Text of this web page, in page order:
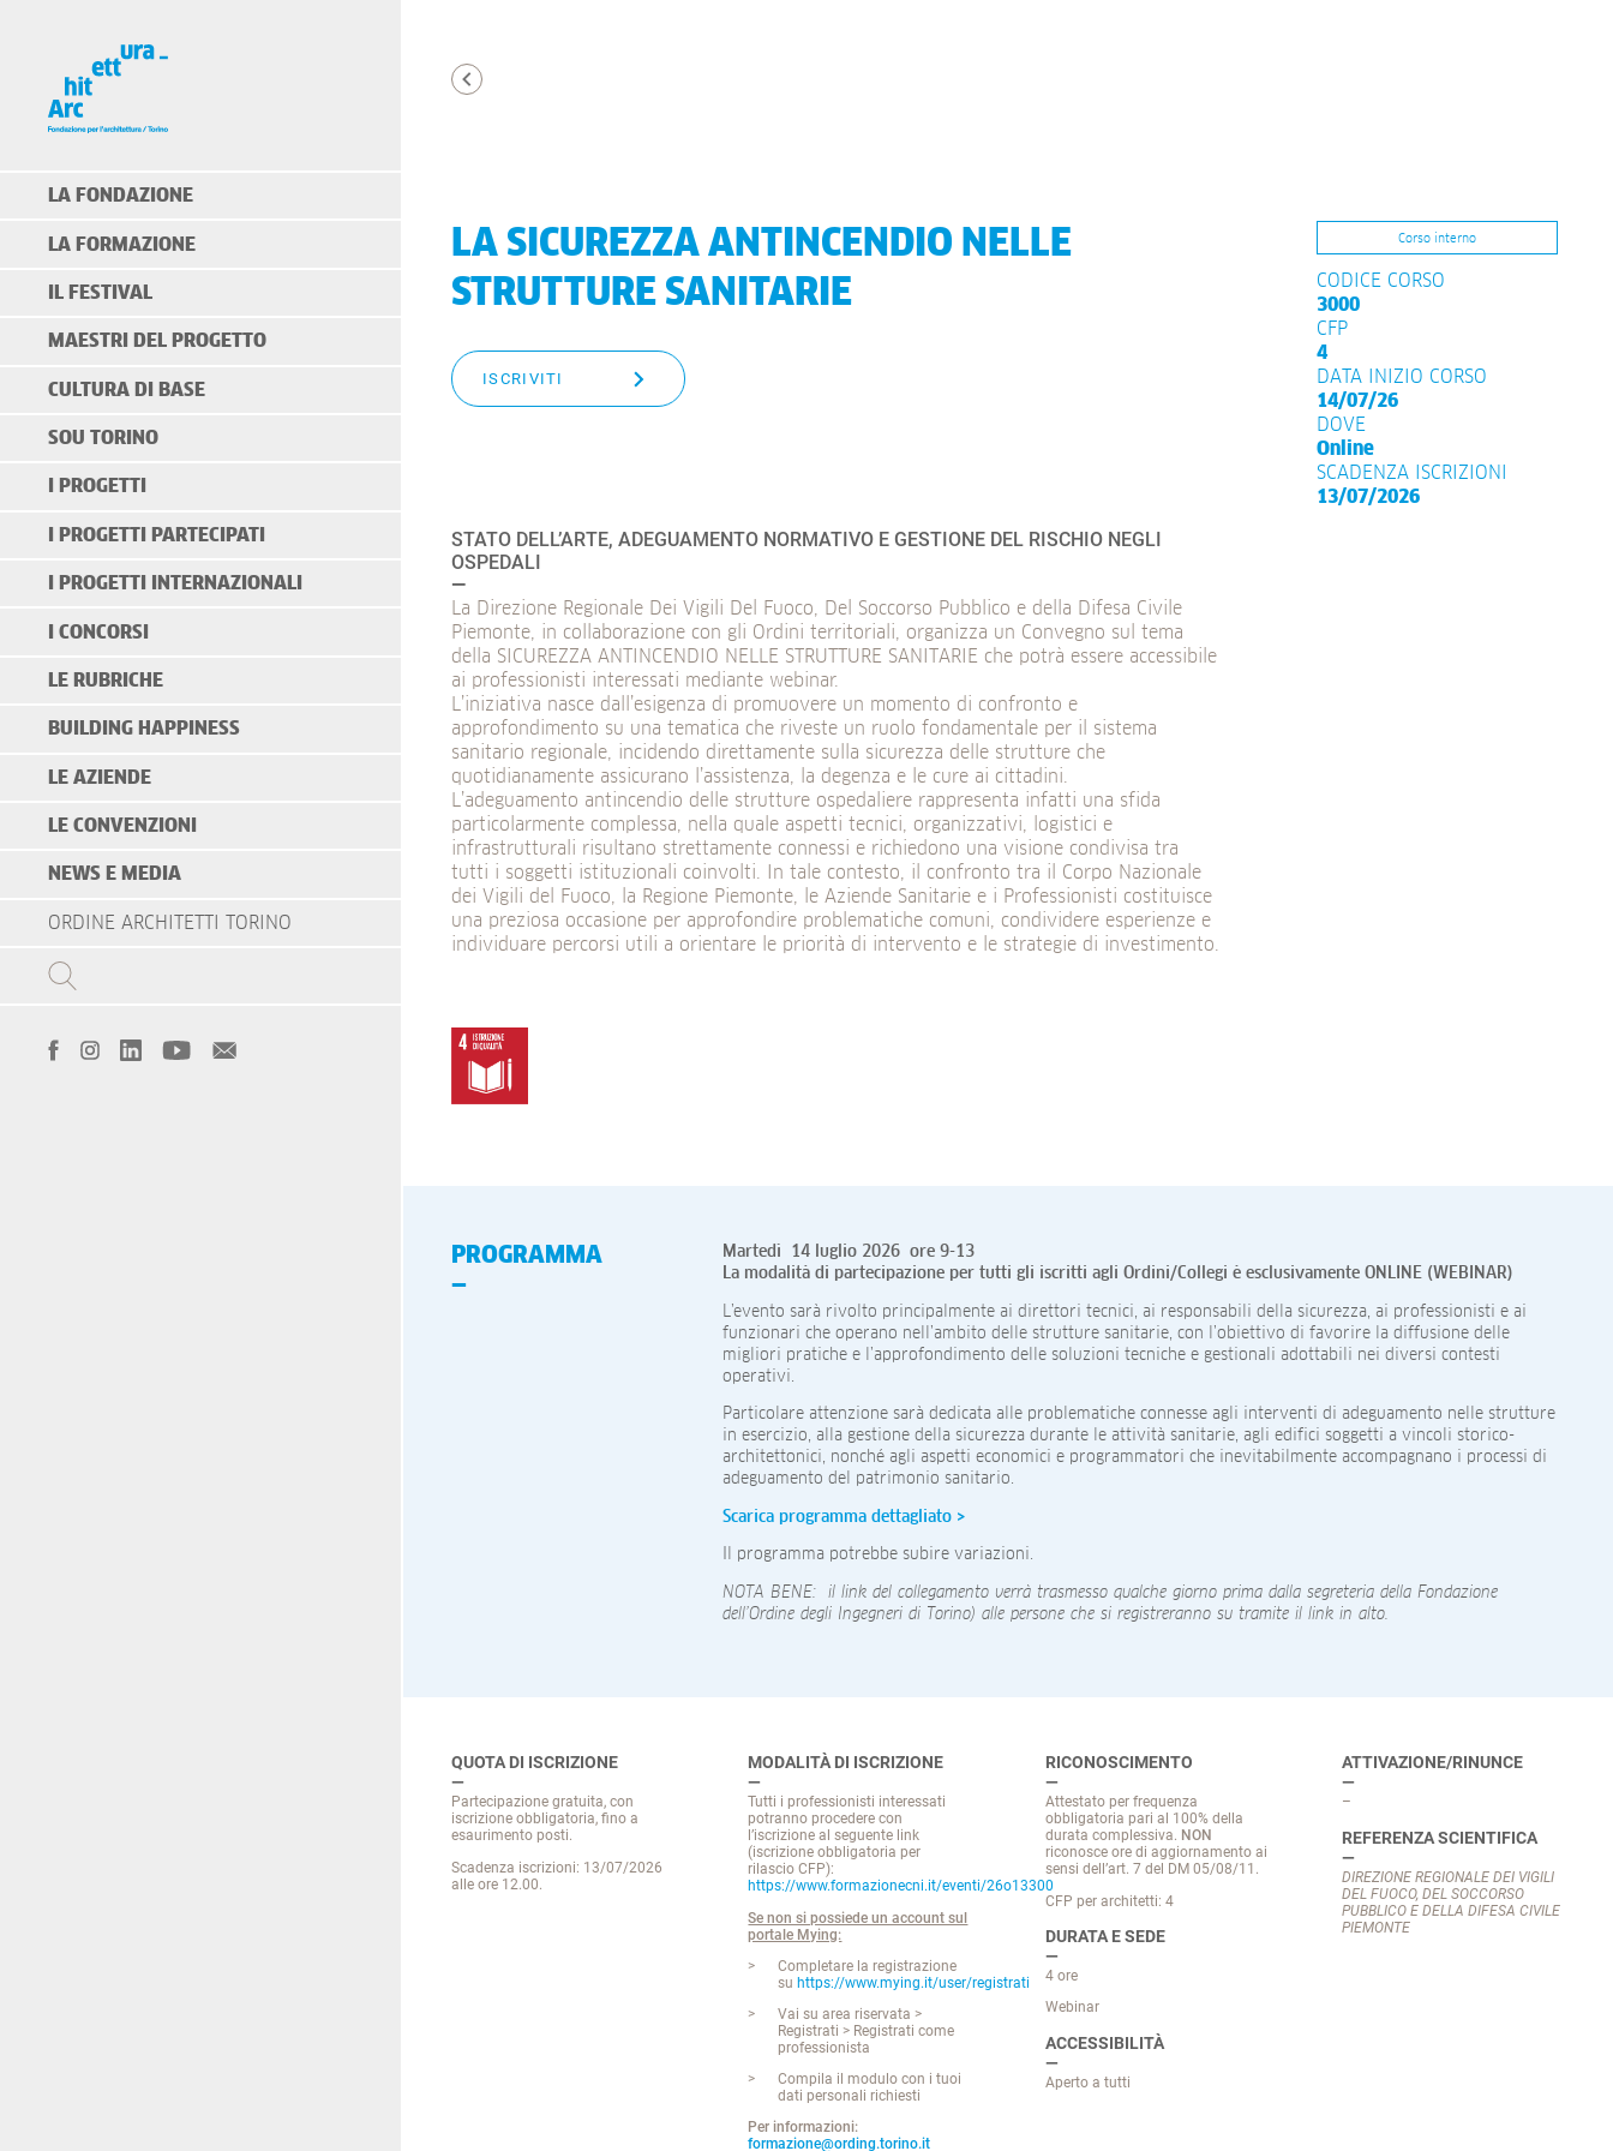
LA FONDAZIONE
LA FORMAZIONE
IL FESTIVAL
MAESTRI DEL PROGETTO
CULTURA DI BASE
SOU TORINO
I PROGETTI
I PROGETTI PARTECIPATI
I PROGETTI INTERNAZIONALI
I CONCORSI
LE RUBRICHE
BUILDING HAPPINESS
LE AZIENDE
LE CONVENZIONI
NEWS E MEDIA
ORDINE ARCHITETTI TORINO
LA SICUREZZA ANTINCENDIO NELLE
STRUTTURE SANITARIE
ISCRIVITI
STATO DELL’ARTE, ADEGUAMENTO NORMATIVO E GESTIONE DEL RISCHIO NEGLI
OSPEDALI
La Direzione Regionale Dei Vigili Del Fuoco, Del Soccorso Pubblico e della Difesa Civile
Piemonte, in collaborazione con gli Ordini territoriali, organizza un Convegno sul tema
della SICUREZZA ANTINCENDIO NELLE STRUTTURE SANITARIE che potrà essere accessibile
ai professionisti interessati mediante webinar.
L’iniziativa nasce dall’esigenza di promuovere un momento di confronto e
approfondimento su una tematica che riveste un ruolo fondamentale per il sistema
sanitario regionale, incidendo direttamente sulla sicurezza delle strutture che
quotidianamente assicurano l’assistenza, la degenza e le cure ai cittadini.
L’adeguamento antincendio delle strutture ospedaliere rappresenta infatti una sfida
particolarmente complessa, nella quale aspetti tecnici, organizzativi, logistici e
infrastrutturali risultano strettamente connessi e richiedono una visione condivisa tra
tutti i soggetti istituzionali coinvolti. In tale contesto, il confronto tra il Corpo Nazionale
dei Vigili del Fuoco, la Regione Piemonte, le Aziende Sanitarie e i Professionisti costituisce
una preziosa occasione per approfondire problematiche comuni, condividere esperienze e
individuare percorsi utili a orientare le priorità di intervento e le strategie di investimento.
Corso interno
CODICE CORSO
3000
CFP
4
DATA INIZIO CORSO
14/07/26
DOVE
Online
SCADENZA ISCRIZIONI
13/07/2026
PROGRAMMA
Martedì 14 luglio 2026 ore 9-13
La modalità di partecipazione per tutti gli iscritti agli Ordini/Collegi è esclusivamente ONLINE (WEBINAR)
L’evento sarà rivolto principalmente ai direttori tecnici, ai responsabili della sicurezza, ai professionisti e ai
funzionari che operano nell’ambito delle strutture sanitarie, con l’obiettivo di favorire la diffusione delle
migliori pratiche e l’approfondimento delle soluzioni tecniche e gestionali adottabili nei diversi contesti
operativi.
Particolare attenzione sarà dedicata alle problematiche connesse agli interventi di adeguamento nelle strutture
in esercizio, alla gestione della sicurezza durante le attività sanitarie, agli edifici soggetti a vincoli storico-
architettonici, nonché agli aspetti economici e programmatori che inevitabilmente accompagnano i processi di
adeguamento del patrimonio sanitario.
Scarica programma dettagliato >
Il programma potrebbe subire variazioni.
NOTA BENE: il link del collegamento verrà trasmesso qualche giorno prima dalla segreteria della Fondazione
dell’Ordine degli Ingegneri di Torino) alle persone che si registreranno su tramite il link in alto.
QUOTA DI ISCRIZIONE
Partecipazione gratuita, con
iscrizione obbligatoria, fino a
esaurimento posti.
Scadenza iscrizioni: 13/07/2026
alle ore 12.00.
MODALITÀ DI ISCRIZIONE
Tutti i professionisti interessati
potranno procedere con
l’iscrizione al seguente link
(iscrizione obbligatoria per
rilascio CFP):
https://www.formazionecni.it/eventi/26o13300
Se non si possiede un account sul
portale Mying:
Completare la registrazione
su https://www.mying.it/user/registrati
Vai su area riservata >
Registrati > Registrati come
professionista
Compila il modulo con i tuoi
dati personali richiesti
Per informazioni:
formazione@ording.torino.it
RICONOSCIMENTO
Attestato per frequenza
obbligatoria pari al 100% della
durata complessiva. NON
riconosce ore di aggiornamento ai
sensi dell’art. 7 del DM 05/08/11.
CFP per architetti: 4
DURATA E SEDE
4 ore
Webinar
ACCESSIBILITÀ
Aperto a tutti
ATTIVAZIONE/RINUNCE
–
REFERENZA SCIENTIFICA
DIREZIONE REGIONALE DEI VIGILI
DEL FUOCO, DEL SOCCORSO
PUBBLICO E DELLA DIFESA CIVILE
PIEMONTE